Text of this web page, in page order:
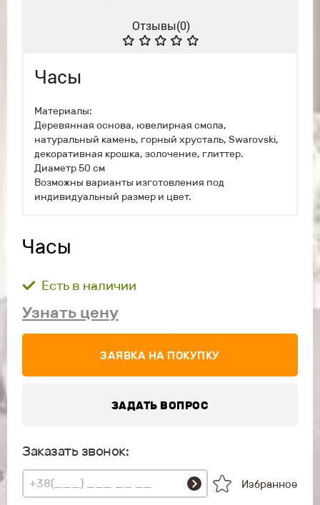
Отзывы(0)
Часы
Материалы:
Деревянная основа, ювелирная смола,
натуральный камень, горный хрусталь, Swarovski,
декоративная крошка, золочение, глиттер.
Диаметр 50 см
Возможны варианты изготовления под
индивидуальный размер и цвет.
Часы
Есть в наличии
Узнать цену
ЗАЯВКА НА ПОКУПКУ
ЗАДАТЬ ВОПРОС
Заказать звонок:
Избранное